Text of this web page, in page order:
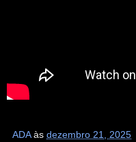
ADA às dezembro 21, 2025